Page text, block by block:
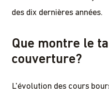
des dix dernières années.
Que montre le
couverture?
L'évolution des cours